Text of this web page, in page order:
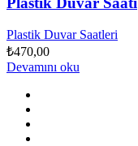
Plastik Duvar Saatleri
₺470,00
Devamını oku